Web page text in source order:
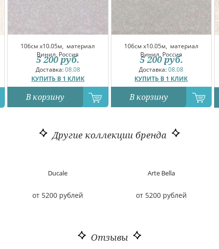
106см x10.05м, материал
Винил, Россия
Доставка:08.08
КУПИТЬ В 1 КЛИК
5 200 руб.
В корзину
106см x10.05м, материал
Винил, Россия
Доставка:08.08
КУПИТЬ В 1 КЛИК
5 200 руб.
В корзину
Другие коллекции бренда
Ducale
от 5200 рублей
Arte Bella
от 5200 рублей
Отзывы